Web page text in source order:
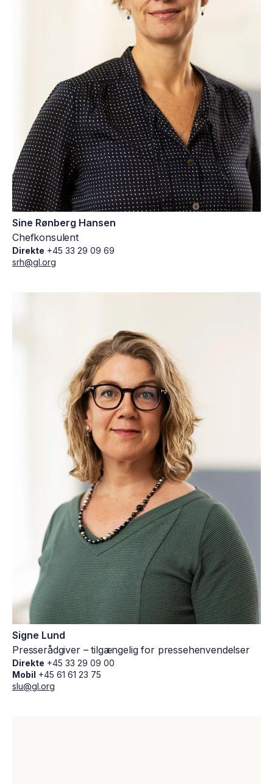
Sine Rønberg Hansen
Chefkonsulent
Direkte +45 33 29 09 69
srh@gl.org
Signe Lund
Presserådgiver – tilgængelig for pressehenvendelser
Direkte +45 33 29 09 00
Mobil +45 61 61 23 75
slu@gl.org